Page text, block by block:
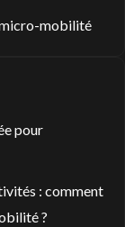
micro-mobilité
pour
: comment
?